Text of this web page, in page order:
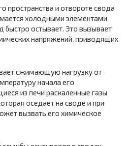
пространства и отвороте свода
холодными элементами
быстро остывает. Это вызывает
напряжений, приводящих
сжимающую нагрузку от
начала его
из печи раскаленные газы
оседает на своде и при
вызвать его химическое